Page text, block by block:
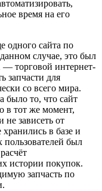
время на его
одного сайта по
случае, это был
— торговой интернет-
запчасти для
со всего мира.
было то, что сайт
в тот же момент,
не зависеть от
в базе и
пользователей был
истории покупок.
запчасть по